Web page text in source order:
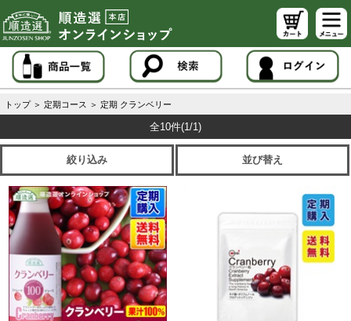
トップ ＞ 定期コース ＞ 定期 クランベリー
全10件(1/1)
絞り込み 並び替え